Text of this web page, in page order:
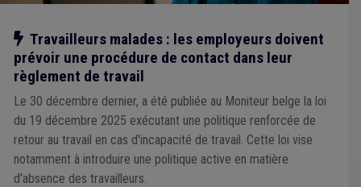
Notre action
Travailleurs malades : les employeurs doivent
prévoir une procédure de contact dans leur
règlement de travail
Le 30 décembre dernier, a été publiée au Moniteur belge la loi
du 19 décembre 2025 exécutant une politique renforcée de
retour au travail en cas d'incapacité de travail. Cette loi vise
notamment à introduire une politique active en matière
d'absence des travailleurs.